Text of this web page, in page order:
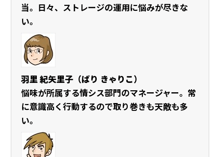
当。日々、ストレージの運用に悩みが尽きな
い。
羽里 紀矢里子（ばり きゃりこ）
悩味が所属する情シス部門のマネージャー。常
に意識高く行動するので取り巻きも天敵も多
い。